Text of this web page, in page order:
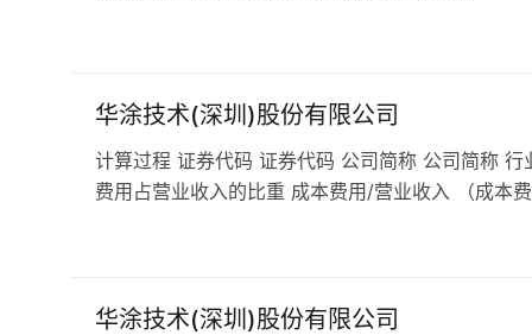
华涂技术(深圳)股份有限公司
计算过程 证券代码 证券代码 公司简称 公司简称
费用占营业收入的比重 成本费用/营业收入 （成本
华涂技术(深圳)股份有限公司